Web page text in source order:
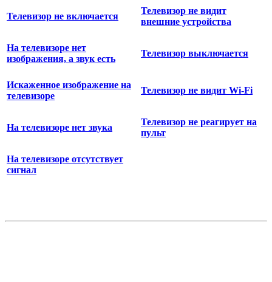
Телевизор не включается
Телевизор не видит
внешние устройства
На телевизоре нет
изображения, а звук есть
Телевизор выключается
Искаженное изображение на
телевизоре
Телевизор не видит Wi-Fi
На телевизоре нет звука
Телевизор не реагирует на
пульт
На телевизоре отсутствует
сигнал